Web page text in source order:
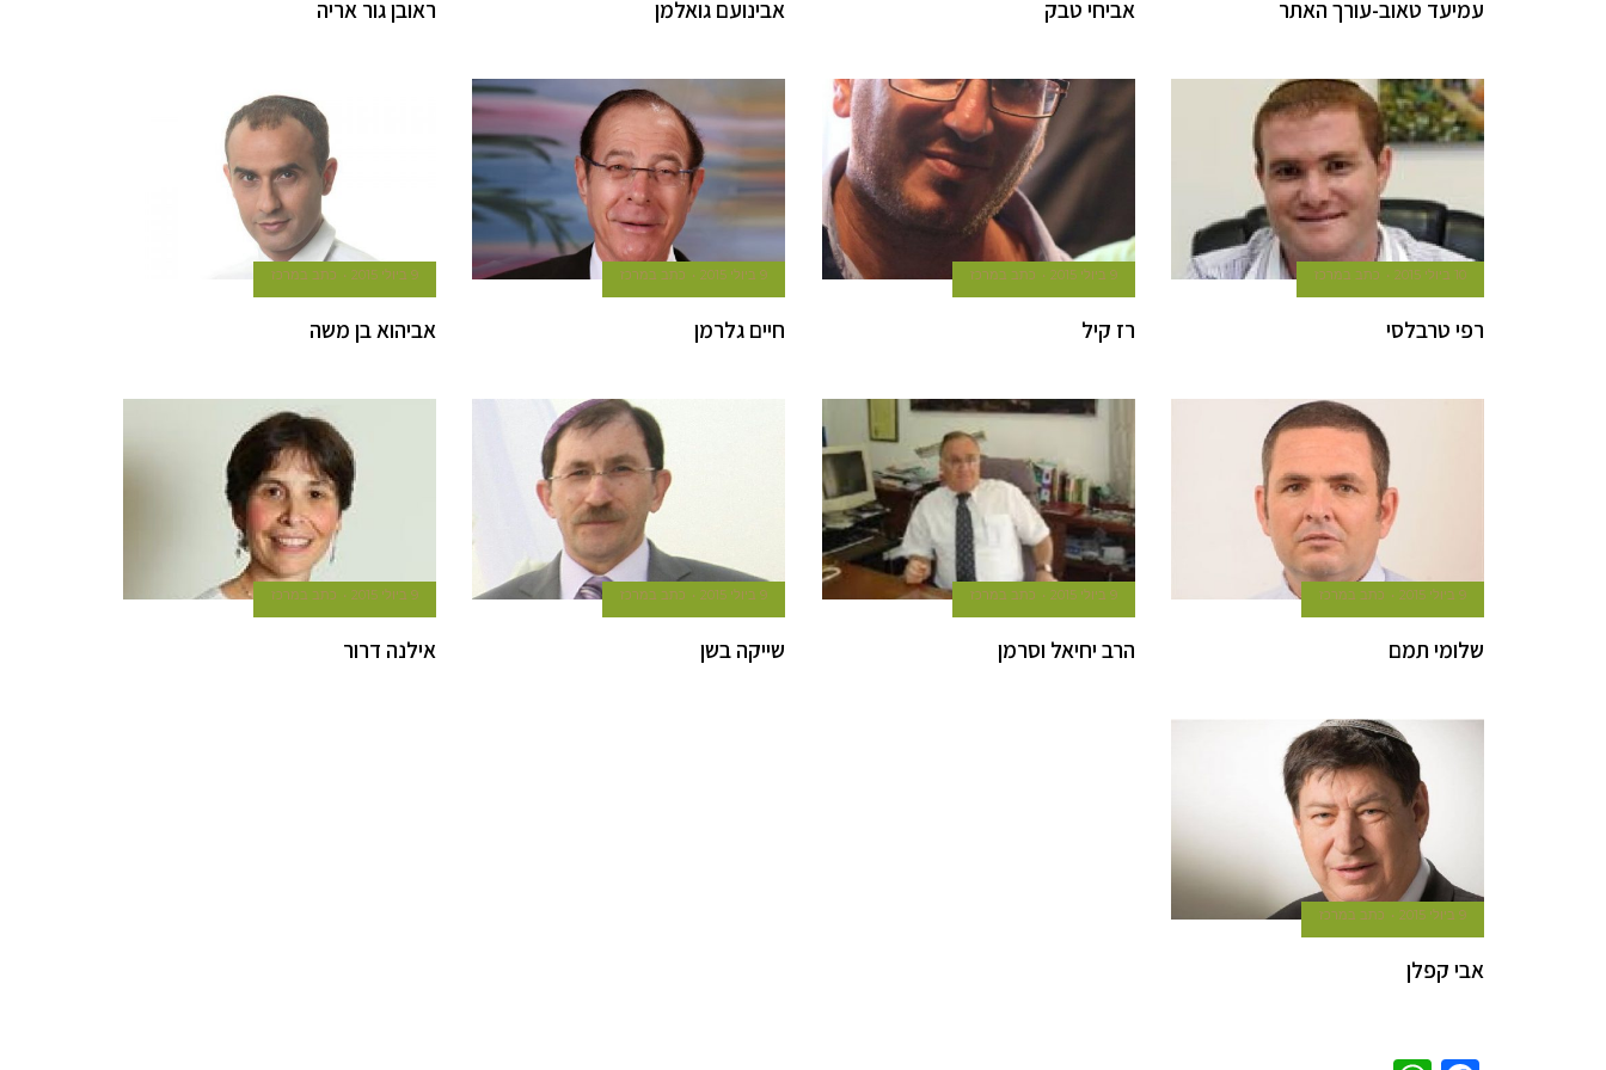
עמיעד טאוב-עורך האתר אביחי טבק אבינועם גואלמן ראובן גור אריה
10 ביולי 2015 כתב במרכז
רפי טרבלסי
9 ביולי 2015 כתב במרכז
רז קיל
9 ביולי 2015 כתב במרכז
חיים גלרמן
9 ביולי 2015 כתב במרכז
אביהוא בן משה
9 ביולי 2015 כתב במרכז
שלומי תמם
9 ביולי 2015 כתב במרכז
הרב יחיאל וסרמן
9 ביולי 2015 כתב במרכז
שייקה בשן
9 ביולי 2015 כתב במרכז
אילנה דרור
9 ביולי 2015 כתב במרכז
אבי קפלן